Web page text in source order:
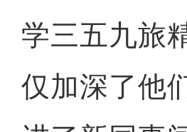
学三五九旅
仅加深了他